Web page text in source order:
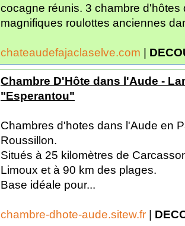
cocagne réunis. 3 chambre
magnifiques roulottes anciennes
chateaudefajaclaselve.com |
Chambre D'Hôte dans l'Aude -
"Esperantou"
Chambres d'hotes dans l'Aude en
Roussillon.
Situés à 25 kilomètres de
Limoux et à 90 km des plages.
Base idéale pour...
chambre-dhote-aude.sitew.fr |